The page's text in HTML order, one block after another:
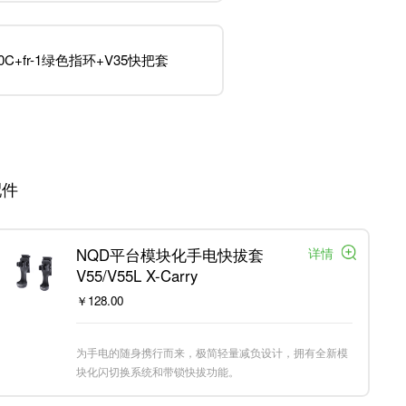
1绿色指环+V35快把套
NQD平台模块化手电快拔套
V55/V55L X-Carry
￥128.00
为手电的随身携行而来，极简轻量减负设计，拥有全新模
块化闪切换系统和带锁快拔功能。
详情